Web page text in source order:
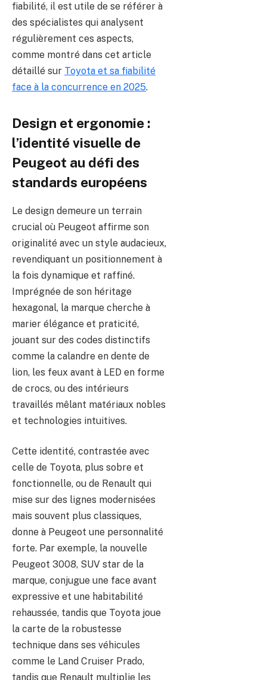
fiabilité, il est utile de se référer à
des spécialistes qui analysent
régulièrement ces aspects,
comme montré dans cet article
détaillé sur Toyota et sa fiabilité
face à la concurrence en 2025.
Design et ergonomie :
l’identité visuelle de
Peugeot au défi des
standards européens
Le design demeure un terrain
crucial où Peugeot affirme son
originalité avec un style audacieux,
revendiquant un positionnement à
la fois dynamique et raffiné.
Imprégnée de son héritage
hexagonal, la marque cherche à
marier élégance et praticité,
jouant sur des codes distinctifs
comme la calandre en dente de
lion, les feux avant à LED en forme
de crocs, ou des intérieurs
travaillés mêlant matériaux nobles
et technologies intuitives.
Cette identité, contrastée avec
celle de Toyota, plus sobre et
fonctionnelle, ou de Renault qui
mise sur des lignes modernisées
mais souvent plus classiques,
donne à Peugeot une personnalité
forte. Par exemple, la nouvelle
Peugeot 3008, SUV star de la
marque, conjugue une face avant
expressive et une habitabilité
rehaussée, tandis que Toyota joue
la carte de la robustesse
technique dans ses véhicules
comme le Land Cruiser Prado,
tandis que Renault multiplie les